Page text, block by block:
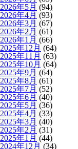
2026年5月 (94)
2026年4月 (93)
2026年3月 (67)
2026年2月 (61)
2026年1月 (66)
2025年12月 (64)
2025年11月 (63)
2025年10月 (64)
2025年9月 (64)
2025年8月 (61)
2025年7月 (52)
2025年6月 (40)
2025年5月 (36)
2025年4月 (33)
2025年3月 (40)
2025年2月 (31)
2025年1月 (44)
2024年12月 (34)